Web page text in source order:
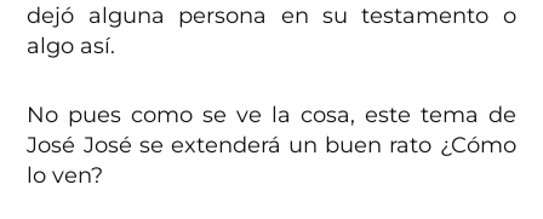
dejó alguna persona en su testamento o
algo así.
No pues como se ve la cosa, este tema de
José José se extenderá un buen rato ¿Cómo
lo ven?